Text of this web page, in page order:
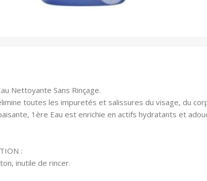
Nettoyante Sans Rinçage.
toutes les impuretés et salissures du visage, du
1ère Eau est enrichie en actifs hydratants et
:
inutile de rincer.